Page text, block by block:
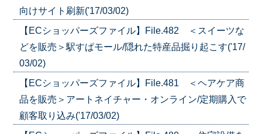
向けサイト刷新('17/03/02)
【ECショッパーズファイル】File.482 ＜スイーツな
どを販売＞駅すぱモール/隠れた特産品掘り起こす('17/
03/02)
【ECショッパーズファイル】File.481 ＜ヘアケア商
品を販売＞アートネイチャー・オンライン/定期購入で
顧客取り込み('17/03/02)